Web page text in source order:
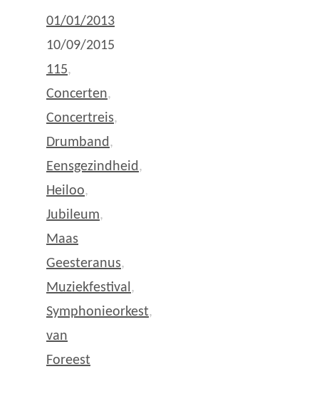
01/01/2013
10/09/2015
115,
Concerten,
Concertreis,
Drumband,
Eensgezindheid,
Heiloo,
Jubileum,
Maas
Geesteranus,
Muziekfestival,
Symphonieorkest,
van
Foreest